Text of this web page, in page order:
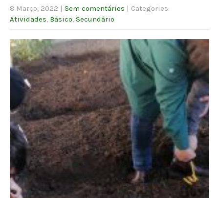
8 Março, 2022 | Sem comentários | Categories:
Atividades Básico Secundário